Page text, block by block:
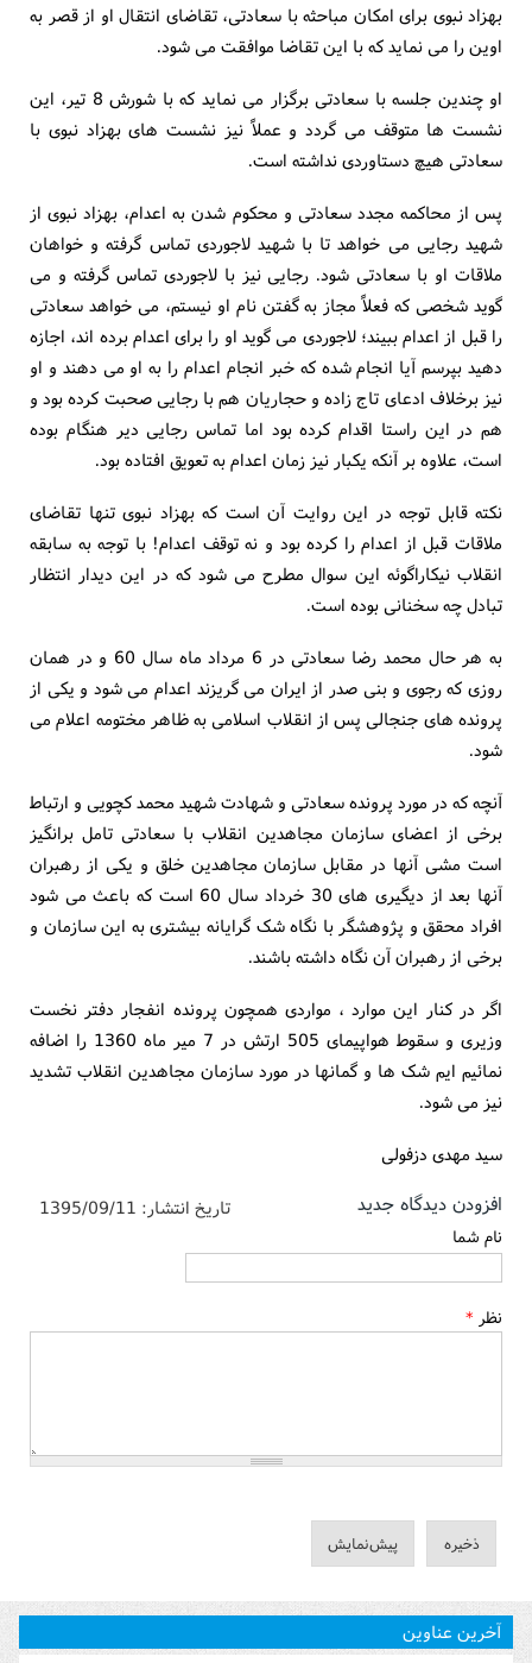
بهزاد نبوی برای امکان مباحثه با سعادتی، تقاضای انتقال او از قصر به
اوین را می نماید که با این تقاضا موافقت می شود.
او چندین جلسه با سعادتی برگزار می نماید که با شورش 8 تیر، این
نشست ها متوقف می گردد و عملاً نیز نشست های بهزاد نبوی با
سعادتی هیچ دستاوردی نداشته است.
پس از محاکمه مجدد سعادتی و محکوم شدن به اعدام، بهزاد نبوی از
شهید رجایی می خواهد تا با شهید لاجوردی تماس گرفته و خواهان
ملاقات او با سعادتی شود. رجایی نیز با لاجوردی تماس گرفته و می
گوید شخصی که فعلاً مجاز به گفتن نام او نیستم، می خواهد سعادتی
را قبل از اعدام ببیند؛ لاجوردی می گوید او را برای اعدام برده اند، اجازه
دهید بپرسم آیا انجام شده که خبر انجام اعدام را به او می دهند و او
نیز برخلاف ادعای تاج زاده و حجاریان هم با رجایی صحبت کرده بود و
هم در این راستا اقدام کرده بود اما تماس رجایی دیر هنگام بوده
است، علاوه بر آنکه یکبار نیز زمان اعدام به تعویق افتاده بود.
نکته قابل توجه در این روایت آن است که بهزاد نبوی تنها تقاضای
ملاقات قبل از اعدام را کرده بود و نه توقف اعدام! با توجه به سابقه
انقلاب نیکاراگوئه این سوال مطرح می شود که در این دیدار انتظار
تبادل چه سخنانی بوده است.
به هر حال محمد رضا سعادتی در 6 مرداد ماه سال 60 و در همان
روزی که رجوی و بنی صدر از ایران می گریزند اعدام می شود و یکی از
پرونده های جنجالی پس از انقلاب اسلامی به ظاهر مختومه اعلام می
شود.
آنچه که در مورد پرونده سعادتی و شهادت شهید محمد کچویی و ارتباط
برخی از اعضای سازمان مجاهدین انقلاب با سعادتی تامل برانگیز
است مشی آنها در مقابل سازمان مجاهدین خلق و یکی از رهبران
آنها بعد از دیگیری های 30 خرداد سال 60 است که باعث می شود
افراد محقق و پژوهشگر با نگاه شک گرایانه بیشتری به این سازمان و
برخی از رهبران آن نگاه داشته باشند.
اگر در کنار این موارد ، مواردی همچون پرونده انفجار دفتر نخست
وزیری و سقوط هواپیمای 505 ارتش در 7 میر ماه 1360 را اضافه
نمائیم ایم شک ها و گمانها در مورد سازمان مجاهدین انقلاب تشدید
نیز می شود.
سید مهدی دزفولی
تاریخ انتشار: 1395/09/11 افزودن دیدگاه جدید
نام شما
نظر *
آخرین عناوین